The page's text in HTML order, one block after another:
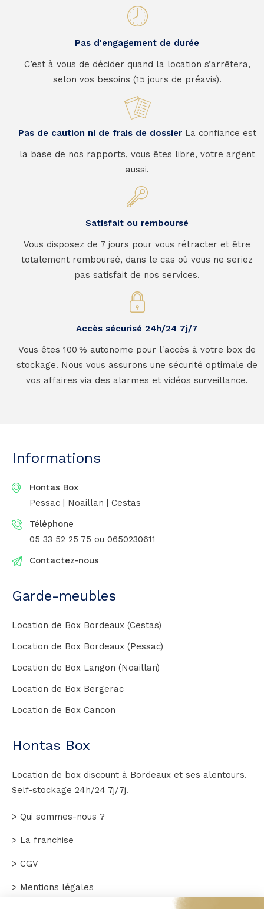
Pas d'engagement de durée
C’est à vous de décider quand la location s’arrêtera,
selon vos besoins (15 jours de préavis).
Pas de caution ni de frais de dossier La confiance est
la base de nos rapports, vous êtes libre, votre argent
aussi.
Satisfait ou remboursé
Vous disposez de 7 jours pour vous rétracter et être
totalement remboursé, dans le cas où vous ne seriez
pas satisfait de nos services.
Accès sécurisé 24h/24 7j/7
Vous êtes 100 % autonome pour l'accès à votre box de
stockage. Nous vous assurons une sécurité optimale de
vos affaires via des alarmes et vidéos surveillance.
Informations
Hontas Box
Pessac | Noaillan | Cestas
Téléphone
05 33 52 25 75 ou 0650230611
Contactez-nous
Garde-meubles
Location de Box Bordeaux (Cestas)
Location de Box Bordeaux (Pessac)
Location de Box Langon (Noaillan)
Location de Box Bergerac
Location de Box Cancon
Hontas Box
Location de box discount à Bordeaux et ses alentours.
Self-stockage 24h/24 7j/7j.
> Qui sommes-nous ?
> La franchise
> CGV
> Mentions légales